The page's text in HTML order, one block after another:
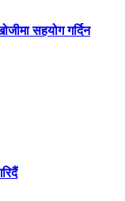
सहयोग गर्दिन